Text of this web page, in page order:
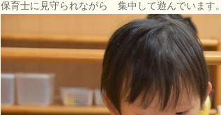
保育士に見守られながら 集中して遊んでいます。